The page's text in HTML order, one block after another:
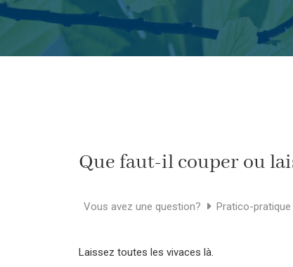
Que faut-il couper ou
Vous avez une question? Pratico-pratique
Laissez toutes les vivaces là.